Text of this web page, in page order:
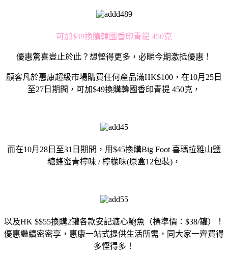
可加$49換購韓國香印青提 450克
優惠驚喜豈止於此？想慳得更多，必睇今期激抵優惠！
顧客凡於惠康超級市場購買任何產品滿HK$100，在10月25日
至27日期間，可加$49換購韓國香印青提 450克，
而在10月28日至31日期間，用$45換購Big Foot 喜瑪拉雅山鹽
糖蜂蜜青檸味 / 檸檬味(原盒12包裝)，
以及HK $$55換購2罐各款安記溏心鮑魚（標準價：$38/罐）！
優惠繼續密密享，惠康一站式提供生活所需，同大家一齊買得
多慳得多！